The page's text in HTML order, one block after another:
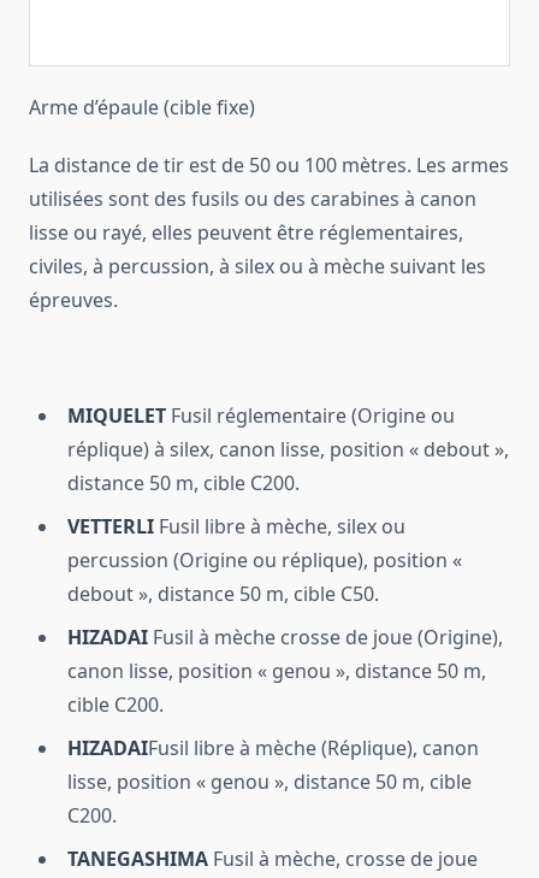
Arme d’épaule (cible fixe)
La distance de tir est de 50 ou 100 mètres. Les armes
utilisées sont des fusils ou des carabines à canon
lisse ou rayé, elles peuvent être réglementaires,
civiles, à percussion, à silex ou à mèche suivant les
épreuves.
MIQUELET Fusil réglementaire (Origine ou
réplique) à silex, canon lisse, position « debout »,
distance 50 m, cible C200.
VETTERLI Fusil libre à mèche, silex ou
percussion (Origine ou réplique), position «
debout », distance 50 m, cible C50.
HIZADAI Fusil à mèche crosse de joue (Origine),
canon lisse, position « genou », distance 50 m,
cible C200.
HIZADAIFusil libre à mèche (Réplique), canon
lisse, position « genou », distance 50 m, cible
C200.
TANEGASHIMA Fusil à mèche, crosse de joue